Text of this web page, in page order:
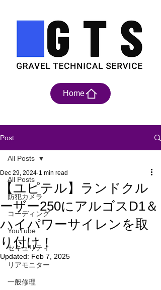
Home
Post
All Posts
防犯カメラ
コーディング
YouTube
セキュリティ
リアモニター
一般修理
All Posts
【ユピテル】ランドクル
ーザー250にアルゴスD1＆
ハイパワーサイレンを取
り付け！
Dec 29, 2024 1 min read
Updated: Feb 7, 2025